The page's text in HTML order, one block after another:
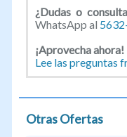
¿Dudas o
WhatsApp al
¡Aprovecha ahora!
Lee las preguntas
Otras Ofertas